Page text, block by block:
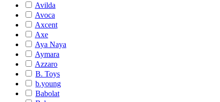
Avilda
Avoca
Axcent
Axe
Aya Naya
Aymara
Azzaro
B. Toys
b.young
Babolat